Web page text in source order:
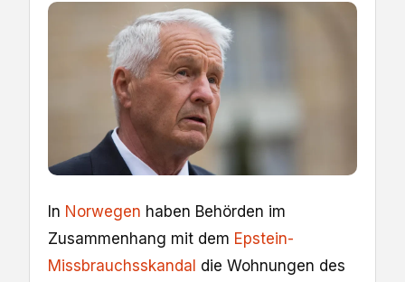
In Norwegen haben Behörden im
Zusammenhang mit dem Epstein-
Missbrauchsskandal die Wohnungen des